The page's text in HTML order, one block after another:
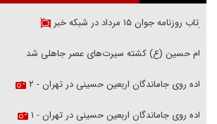
بازتاب روزنامه جوان ۱۵ مرداد در شبکه خبر
امام حسین (ع) کشته سیرت‌های عصر جاهلی شد
پیاده روی جاماندگان اربعین حسینی در تهران - ۲
پیاده روی جاماندگان اربعین حسینی در تهران - ۱